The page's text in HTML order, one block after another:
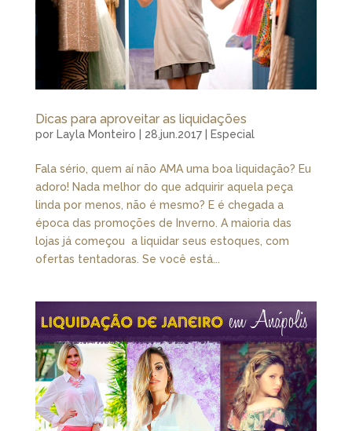
Dicas para aproveitar as liquidações
por Layla Monteiro 28.jun.2017| Especial
Fala sério, quem aí não AMA uma boa liquidação? Eu
adoro! Nada melhor do que adquirir aquela peça
linda por menos, não é mesmo? E é chegada a
época das promoções de Inverno. A maioria das
lojas já começou a liquidar seus estoques, com
ofertas tentadoras. Se você está...